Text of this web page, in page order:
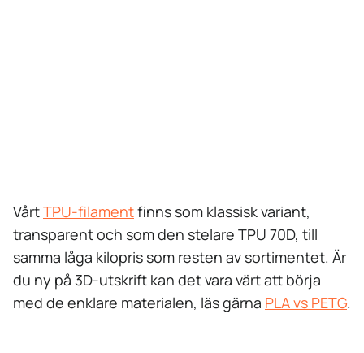
VårtTPU-filamentfinns som klassisk variant,
transparent och som den stelare TPU 70D, till
samma låga kilopris som resten av sortimentet. Är
du ny på 3D-utskrift kan det vara värt att börja
med de enklare materialen, läs gärna PLA vs PETG.